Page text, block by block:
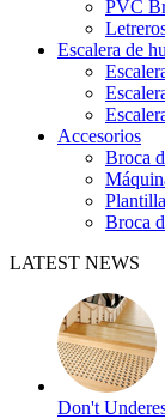
PVC
Escalera de
Accesorios
Broca
Broca
LATEST NEWS
Don't